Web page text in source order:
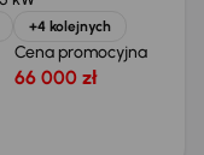
+4 kolejnych
Cena promocyjna
66 000 zł